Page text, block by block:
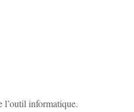
l’outil informatique.